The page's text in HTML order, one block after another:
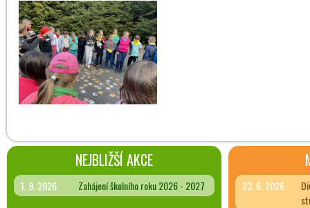
NEJBLIŽŠÍ AKCE
1. 9. 2026 Zahájení školního roku 2026 - 2027 23. 6. 2026